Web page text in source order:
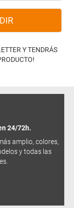
Y TENDRÁS
24/72h.
amplio, colores,
y todas las